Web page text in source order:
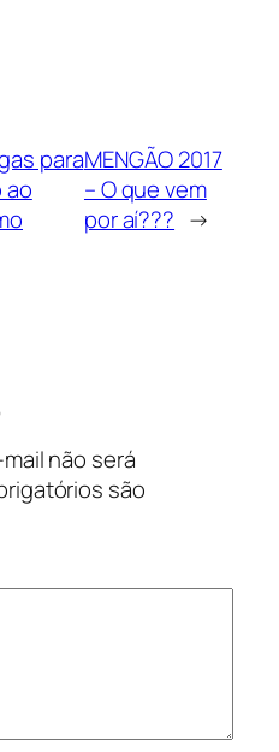
para
ao
MENGÃO 2017
– O que vem
por aí??? →
não será
são